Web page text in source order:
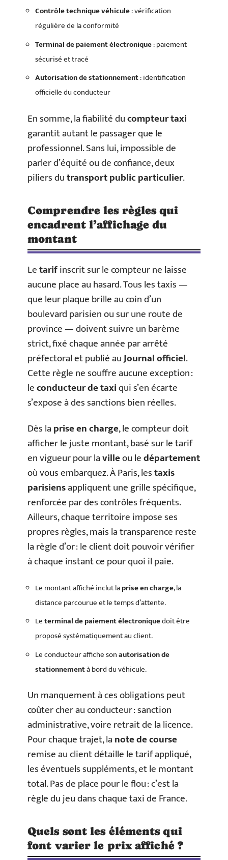
Contrôle technique véhicule: vérification
régulière de la conformité
Terminal de paiement électronique: paiement
sécurisé et tracé
Autorisation de stationnement: identification
officielle du conducteur
En somme, la fiabilité ducompteur taxi
garantit autant le passager que le
professionnel. Sans lui, impossible de
parler d’équité ou de confiance, deux
piliers dutransport public particulier.
Comprendre les règles qui
encadrent l’affichage du
montant
Letarifinscrit sur le compteur ne laisse
aucune place au hasard. Tous les taxis —
que leur plaque brille au coin d’un
boulevard parisien ou sur une route de
province — doivent suivre un barème
strict, fixé chaque année par arrêté
préfectoral et publié auJournal officiel.
Cette règle ne souffre aucune exception :
leconducteur de taxiqui s’en écarte
s’expose à des sanctions bien réelles.
Dès laprise en charge, le compteur doit
afficher le juste montant, basé sur le tarif
en vigueur pour lavilleou ledépartement
où vous embarquez. À Paris, lestaxis
parisiensappliquent une grille spécifique,
renforcée par des contrôles fréquents.
Ailleurs, chaque territoire impose ses
propres règles, mais la transparence reste
la règle d’or : le client doit pouvoir vérifier
à chaque instant ce pour quoi il paie.
Le montant affiché inclut laprise en charge, la
distance parcourue et le temps d’attente.
Leterminal de paiement électroniquedoit être
proposé systématiquement au client.
Le conducteur affiche sonautorisation de
stationnementà bord du véhicule.
Un manquement à ces obligations peut
coûter cher au conducteur : sanction
administrative, voire retrait de la licence.
Pour chaque trajet, lanote de course
remise au client détaille le tarif appliqué,
les éventuels suppléments, et le montant
total. Pas de place pour le flou : c’est la
règle du jeu dans chaque taxi de France.
Quels sont les éléments qui
font varier le prix affiché ?